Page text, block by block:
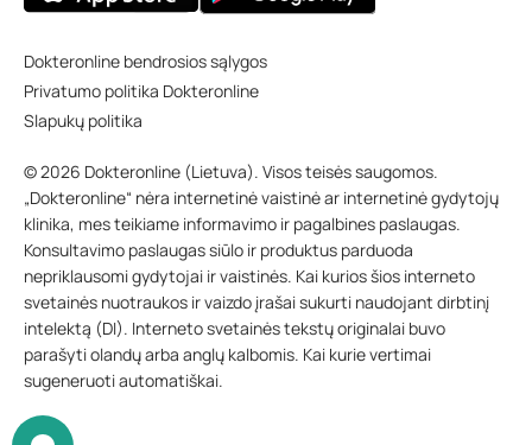
Dokteronline bendrosios sąlygos
Privatumo politika Dokteronline
Slapukų politika
© 2026 Dokteronline (Lietuva). Visos teisės saugomos.
„Dokteronline“ nėra internetinė vaistinė ar internetinė gydytojų
klinika, mes teikiame informavimo ir pagalbines paslaugas.
Konsultavimo paslaugas siūlo ir produktus parduoda
nepriklausomi gydytojai ir vaistinės. Kai kurios šios interneto
svetainės nuotraukos ir vaizdo įrašai sukurti naudojant dirbtinį
intelektą (DI). Interneto svetainės tekstų originalai buvo
parašyti olandų arba anglų kalbomis. Kai kurie vertimai
sugeneruoti automatiškai.